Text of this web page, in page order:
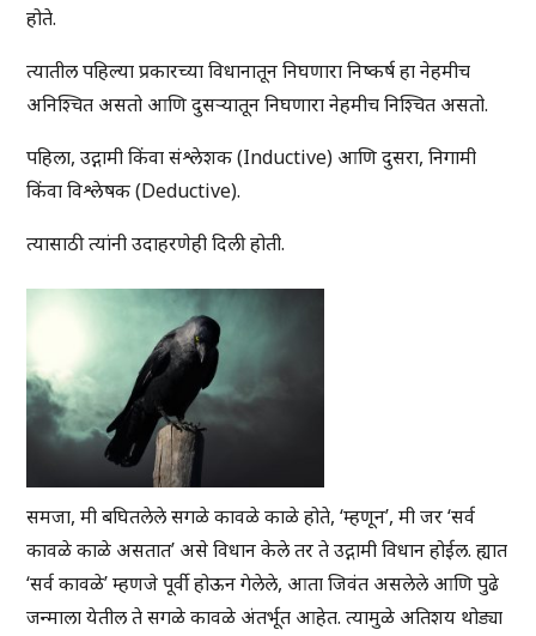
होते.
त्यातील पहिल्या प्रकारच्या विधानातून निघणारा निष्कर्ष हा नेहमीच
अनिश्चित असतो आणि दुसऱ्यातून निघणारा नेहमीच निश्चित असतो.
पहिला, उद्गामी किंवा संश्लेशक (Inductive) आणि दुसरा, निगामी
किंवा विश्लेषक (Deductive).
त्यासाठी त्यांनी उदाहरणेही दिली होती.
समजा, मी बघितलेले सगळे कावळे काळे होते, ‘म्हणून’, मी जर ‘सर्व
कावळे काळे असतात’ असे विधान केले तर ते उद्गामी विधान होईल. ह्यात
‘सर्व कावळे’ म्हणजे पूर्वी होऊन गेलेले, आता जिवंत असलेले आणि पुढे
जन्माला येतील ते सगळे कावळे अंतर्भूत आहेत. त्यामुळे अतिशय थोड्या